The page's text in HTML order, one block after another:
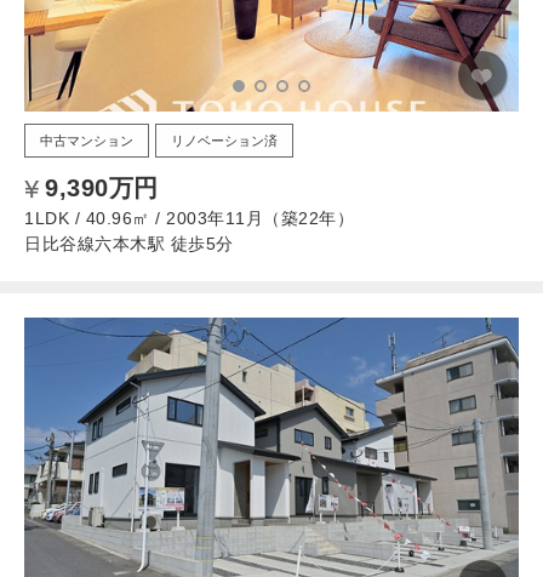
中古マンション リノベーション済
9,390万円
1LDK / 40.96㎡ / 2003年11月（築22年）
日比谷線六本木駅 徒歩5分